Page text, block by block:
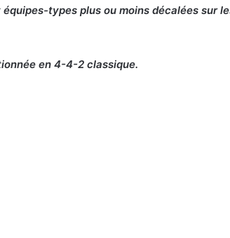
types plus ou moins décalées sur
en 4-4-2 classique.